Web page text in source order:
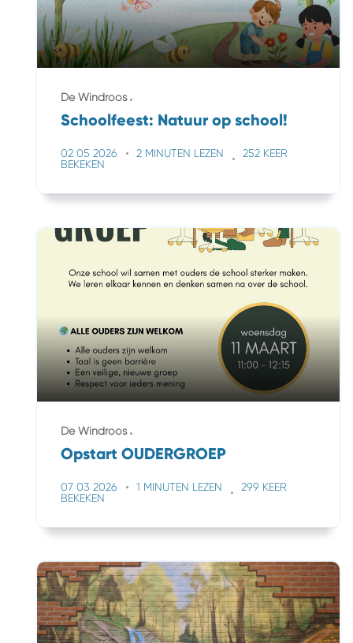
De Windroos
Schoolfeest: Natuur op school!
02 05 2026 2 MINUTEN LEZEN
252 KEER
BEKEKEN
De Windroos
Opstart OUDERGROEP
07 03 2026 1 MINUTEN LEZEN
299 KEER
BEKEKEN